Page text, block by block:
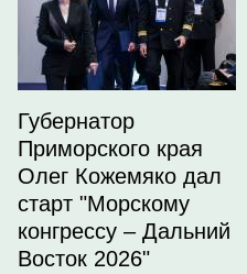
Губернатор
Приморского края
Олег Кожемяко дал
старт "Морскому
конгрессу – Дальний
Восток 2026"